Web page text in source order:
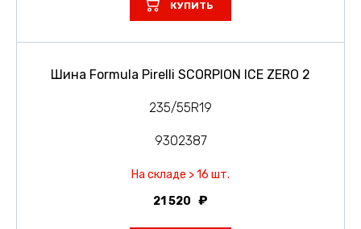
КУПИТЬ
Шина Formula Pirelli SCORPION ICE ZERO 2
235/55R19
9302387
На складе > 16 шт.
21 520